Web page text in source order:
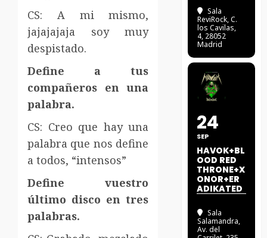
CS: A mi mismo,
jajajajaja soy muy
despistado.
Define a tus
compañeros en una
palabra.
CS: Creo que hay una
palabra que nos define
a todos, “intensos”
Define vuestro
último disco en tres
palabras.
Sala
ReviRock, C.
los Cavilas,
4, 28052
Madrid
24
SEP
HAVOK+BL
OOD RED
THRONE+X
ONOR+ER
ADIKATED
Sala
Salamandra,
Av. del